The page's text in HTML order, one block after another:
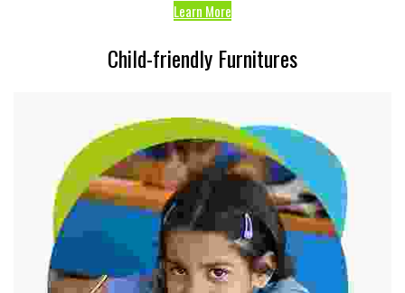
Learn More
Child-friendly Furnitures